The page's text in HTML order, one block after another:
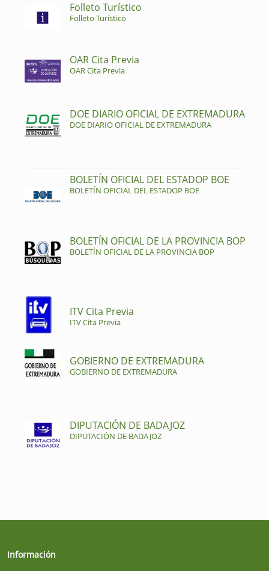
Folleto Turístico
Folleto Turístico
OAR Cita Previa
OAR Cita Previa
DOE DIARIO OFICIAL DE EXTREMADURA
DOE DIARIO OFICIAL DE EXTREMADURA
BOLETÍN OFICIAL DEL ESTADOP BOE
BOLETÍN OFICIAL DEL ESTADOP BOE
BOLETÍN OFICIAL DE LA PROVINCIA BOP
BOLETÍN OFICIAL DE LA PROVINCIA BOP
ITV Cita Previa
ITV Cita Previa
GOBIERNO DE EXTREMADURA
GOBIERNO DE EXTREMADURA
DIPUTACIÓN DE BADAJOZ
DIPUTACIÓN DE BADAJOZ
Información